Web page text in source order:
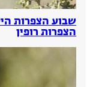
שבוע הצפרות
הצפרות רופין